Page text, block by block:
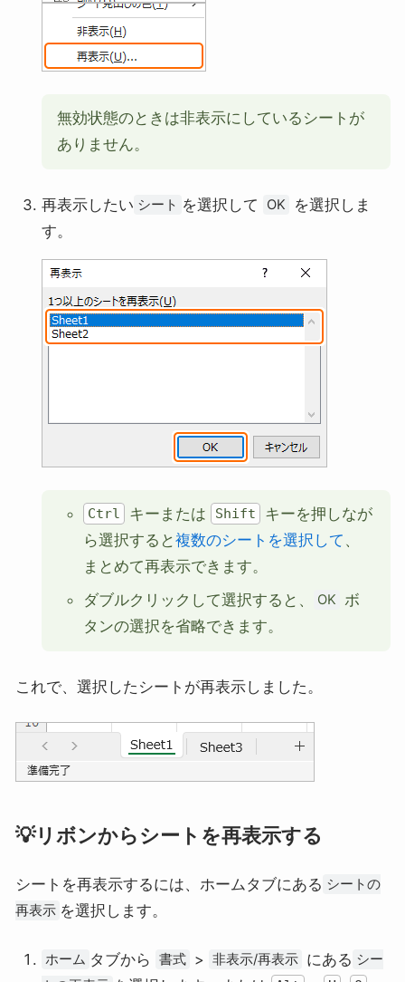
無効状態のときは非表示にしているシートが
ありません。
再表示したい シート を選択して OK
を選択しま
す。
Ctrl キーまたは Shift
キーを押しなが
ら選択すると複数のシートを選択して 、
まとめて再表示できます。
ダブルクリックして選択すると、
OK ボ
タンの選択を省略できます。
これで、選択したシートが再表示しました。
💡リボンからシートを再表示する
シートを再表示するには、ホームタブにある シートの
再表示 を選択します。
ホーム タブから 書式 > 非表示/再表示 にある シー